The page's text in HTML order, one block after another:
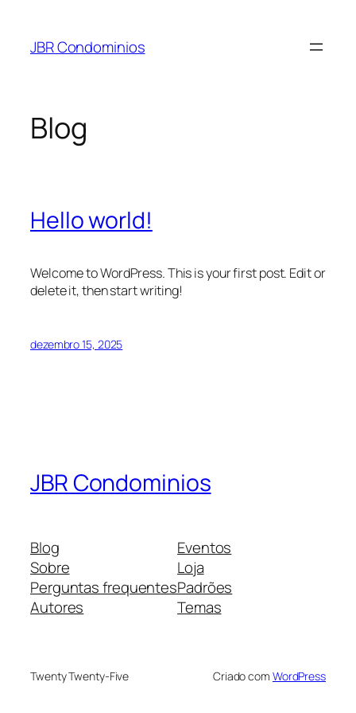
JBR Condominios
Blog
Hello world!
Welcome to WordPress. This is your first post. Edit or
delete it, then start writing!
dezembro 15, 2025
JBR Condominios
Blog
Sobre
Perguntas frequentes
Autores
Eventos
Loja
Padrões
Temas
Twenty Twenty-Five Criado com WordPress